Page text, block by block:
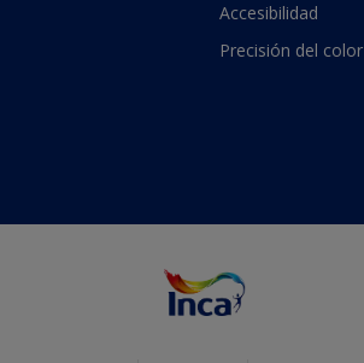
Accesibilidad
Precisión del color